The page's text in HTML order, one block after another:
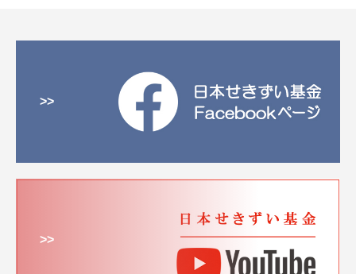
>>
>>